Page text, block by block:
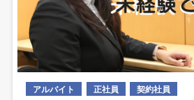
アルバイト 正社員 契約社員